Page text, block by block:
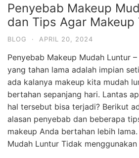
Penyebab Makeup
dan Tips Agar Makeup
BLOG · APRIL 20, 2024
Penyebab Makeup Mudah Luntur
yang tahan lama adalah impian
ada kalanya makeup kita mudah
bertahan sepanjang hari. Lantas
hal tersebut bisa terjadi? Berikut
alasan penyebab dan beberapa
makeup Anda bertahan lebih
Mudah Luntur Tidak